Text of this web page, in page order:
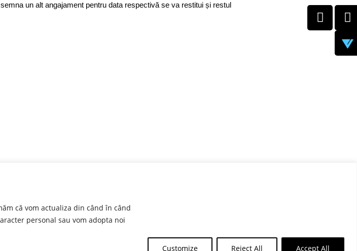
că vom actualiza din când în când
personal sau vom adopta noi
Customize Reject All Accept All
un alt angajament pentru data respectivă se va restitui și restul
/ Design by www.FujeStudio.ro